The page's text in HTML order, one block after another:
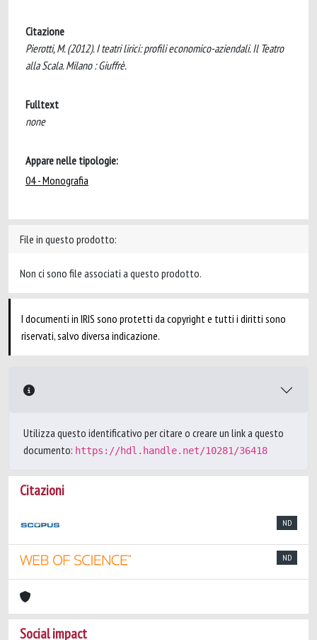
Citazione
Pierotti, M. (2012). I teatri lirici: profili economico-aziendali. Il Teatro
alla Scala. Milano : Giuffrè.
Fulltext
none
Appare nelle tipologie:
04 - Monografia
File in questo prodotto:
Non ci sono file associati a questo prodotto.
I documenti in IRIS sono protetti da copyright e tutti i diritti sono
riservati, salvo diversa indicazione.
Utilizza questo identificativo per citare o creare un link a questo
documento: https://hdl.handle.net/10281/36418
Citazioni
ND
ND
Social impact